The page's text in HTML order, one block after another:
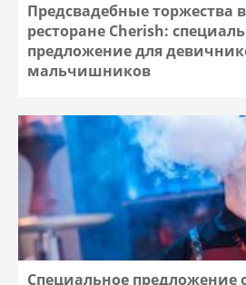
Предсвадебные торжества
ресторане Cherish:
предложение для
мальчишников
Специальное предложение